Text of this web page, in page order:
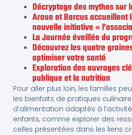
Décryptage des mythes sur
Aroue et Barcus accueillent
nouvelle initiative «
La Journée éveillée du
Découvrez les quatre
optimiser votre santé
Exploration des ouvrages
publique et la nutrition
Pour aller plus loin, les familles
les bienfaits de pratiques
d’alimentation adaptés à
enfants, comme explorer des
celles présentées dans les liens